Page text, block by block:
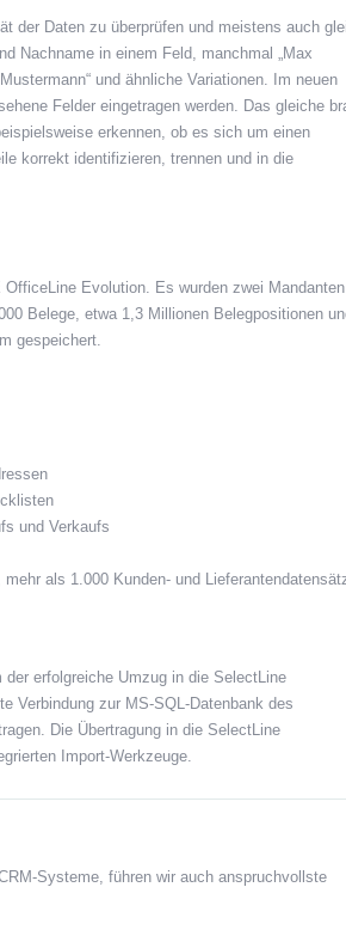
der Daten zu überprüfen und meistens auch
Nachname in einem Feld, manchmal „Max
und ähnliche Variationen. Im neuen
Felder eingetragen werden. Das gleiche
erkennen, ob es sich um einen
korrekt identifizieren, trennen und in die
Evolution. Es wurden zwei Mandanten
Belege, etwa 1,3 Millionen Belegpositionen
gespeichert.
und Verkaufs
als 1.000 Kunden- und
erfolgreiche Umzug in die SelectLine
Verbindung zur MS-SQL-Datenbank des
Die Übertragung in die SelectLine
Import-Werkzeuge.
Systeme, führen wir auch anspruchvollste